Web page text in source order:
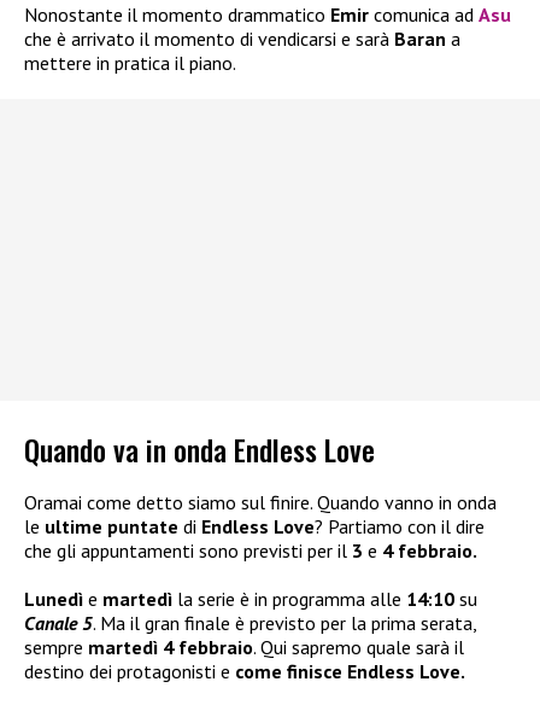
Nonostante il momento drammatico Emir comunica ad Asu
che è arrivato il momento di vendicarsi e sarà Baran a
mettere in pratica il piano.
Quando va in onda Endless Love
Oramai come detto siamo sul finire. Quando vanno in onda
le ultime puntate di Endless Love? Partiamo con il dire
che gli appuntamenti sono previsti per il 3 e 4 febbraio.
Lunedì e martedì la serie è in programma alle 14:10 su
Canale 5. Ma il gran finale è previsto per la prima serata,
sempre martedì 4 febbraio. Qui sapremo quale sarà il
destino dei protagonisti e come finisce Endless Love.